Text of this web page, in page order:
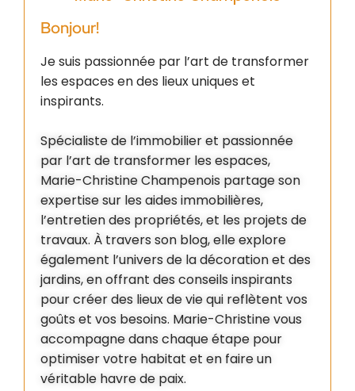
Bonjour!
Je suis passionnée par l’art de transformer
les espaces en des lieux uniques et
inspirants.
Spécialiste de l’immobilier et passionnée
par l’art de transformer les espaces,
Marie-Christine Champenois partage son
expertise sur les aides immobilières,
l’entretien des propriétés, et les projets de
travaux. À travers son blog, elle explore
également l’univers de la décoration et des
jardins, en offrant des conseils inspirants
pour créer des lieux de vie qui reflètent vos
goûts et vos besoins. Marie-Christine vous
accompagne dans chaque étape pour
optimiser votre habitat et en faire un
véritable havre de paix.